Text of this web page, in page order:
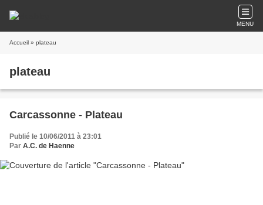
MENU
Accueil » plateau
plateau
Carcassonne - Plateau
Publié le 10/06/2011 à 23:01
Par A.C. de Haenne